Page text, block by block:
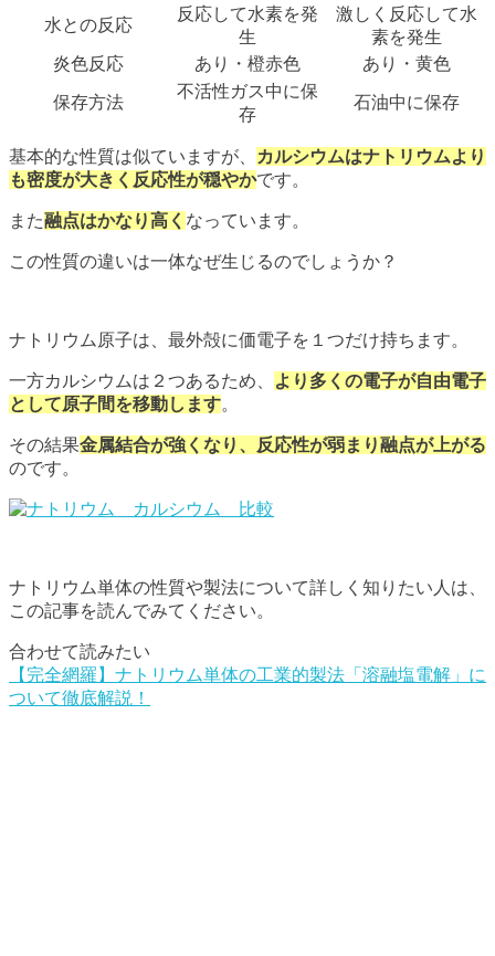
水との反応
反応して水素を発
生
激しく反応して水
素を発生
炎色反応
あり・橙赤色 あり・黄色
保存方法
不活性ガス中に保
存
石油中に保存
基本的な性質は似ていますが、
カルシウムはナトリウムより
も密度が大きく反応性が穏やかです。
また融点はかなり高く なっています。
この性質の違いは一体なぜ生じるのでしょうか？
ナトリウム原子は、最外殻に価電子を１つだけ持ちます。
一方カルシウムは２つあるため、
より多くの電子が自由電子
として原子間を移動します。
その結果金属結合が強くなり、反応性が弱まり融点が上がる
のです。
ナトリウム単体の性質や製法について詳しく知りたい人は、
この記事を読んでみてください。
合わせて読みたい
【完全網羅】ナトリウム単体の工業的製法「溶融塩電解」に
ついて徹底解説！